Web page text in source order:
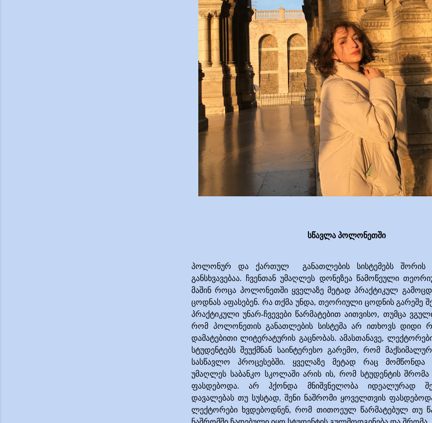
სწავლა პოლონეთში
პოლონურ და ქართულ
განათლების სისტემებს შორის
განსხვავებაა. ჩვენთან უმაღლეს დონეზეა წამოწეული
მაშინ როცა პოლონეთში ყველაზე მეტად პრაქტიკულ
ცოდნას აფასებენ. რა თქმა უნდა, თეორიული ცოდნის გარეშე
პრაქტიკული უნარ-ჩვევები წარმატებით აითვისო, თუმცა
რომ პოლონეთის განათლების სისტემა არ ითხოვს დიდი
დამატებითი ლიტერატურის გაცნობას. ამასთანავე,
სტუდენტებს შეუქმნან საინტერესო გარემო, რომ
სასწავლო პროცესებში. ყველაზე მეტად რაც მომწონდა
უმაღლეს საბანკო სკოლაში არის ის, რომ სტუდენტის
ფასდებოდა. არ ჰქონდა მნიშვნელობა იდეალურად
დავალებას თუ სუსტად, შენი ნაშრომი ყოველთვის
ლექტორები ხვდებოდნენ, რომ თითოეულ წარმატებულ თუ